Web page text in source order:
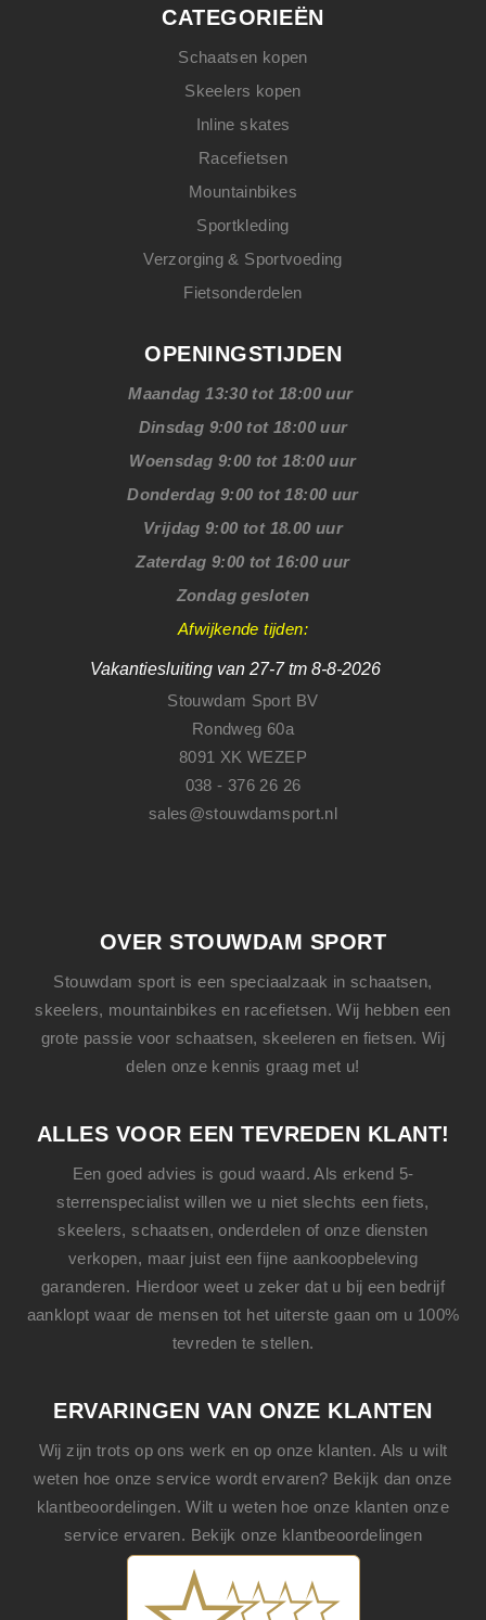
CATEGORIEËN
Schaatsen kopen
Skeelers kopen
Inline skates
Racefietsen
Mountainbikes
Sportkleding
Verzorging & Sportvoeding
Fietsonderdelen
OPENINGSTIJDEN
Maandag 13:30 tot 18:00 uur
Dinsdag 9:00 tot 18:00 uur
Woensdag 9:00 tot 18:00 uur
Donderdag 9:00 tot 18:00 uur
Vrijdag 9:00 tot 18.00 uur
Zaterdag 9:00 tot 16:00 uur
Zondag gesloten
Afwijkende tijden:
Vakantiesluiting van 27-7 tm 8-8-2026
Stouwdam Sport BV
Rondweg 60a
8091 XK WEZEP
038 - 376 26 26
sales@stouwdamsport.nl
OVER STOUWDAM SPORT
Stouwdam sport is een speciaalzaak in schaatsen,
skeelers, mountainbikes en racefietsen. Wij hebben een
grote passie voor schaatsen, skeeleren en fietsen. Wij
delen onze kennis graag met u!
ALLES VOOR EEN TEVREDEN KLANT!
Een goed advies is goud waard. Als erkend 5-
sterrenspecialist willen we u niet slechts eenfiets,
skeelers,schaatsen, onderdelen of onze diensten
verkopen, maar juist een fijne aankoopbeleving
garanderen. Hierdoor weet u zeker dat u bij een bedrijf
aanklopt waar de mensen tot het uiterste gaan om u 100%
tevreden te stellen.
ERVARINGEN VAN ONZE KLANTEN
Wij zijn trots op ons werk en op onze klanten. Als u wilt
weten hoe onze service wordt ervaren? Bekijk dan onze
klantbeoordelingen. Wilt u weten hoe onze klanten onze
service ervaren. Bekijk onze klantbeoordelingen